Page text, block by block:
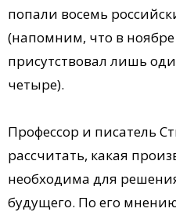
попали восемь
(напомним, что в
присутствовал лишь
четыре).
Профессор и писатель
рассчитать, какая
необходима для
будущего. По его